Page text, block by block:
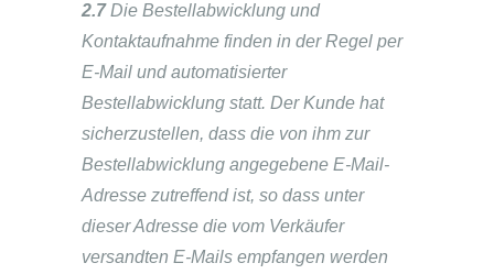
2.7Die Bestellabwicklung und
Kontaktaufnahme finden in der Regel per
E-Mail und automatisierter
Bestellabwicklung statt. Der Kunde hat
sicherzustellen, dass die von ihm zur
Bestellabwicklung angegebene E-Mail-
Adresse zutreffend ist, so dass unter
dieser Adresse die vom Verkäufer
versandten E-Mails empfangen werden